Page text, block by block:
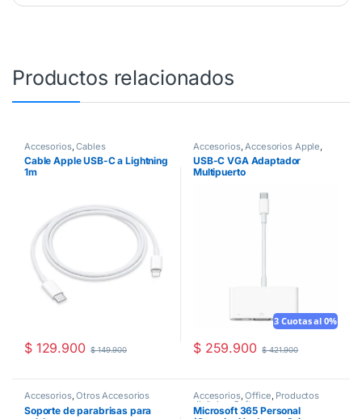
Productos relacionados
Accesorios,Cables
Cable Apple USB-C a Lightning
1m
$129.900 $149.900
Accesorios,Accesorios Apple,
Adaptadores Cables
USB-C VGA Adaptador
Multipuerto
3 Cuotas al 0%
$259.900 $421.900
Accesorios,Otros Accesorios
Soporte de parabrisas para
Accesorios,Office, Productos
digitales ,Software
Microsoft 365 Personal